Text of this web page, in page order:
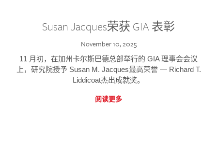
Susan Jacques荣获 GIA 表彰
November 10, 2025
11 月初，在加州卡尔斯巴德总部举行的 GIA 理事会会议
上，研究院授予 Susan M. Jacques最高荣誉 — Richard T.
Liddicoat杰出成就奖。
阅读更多